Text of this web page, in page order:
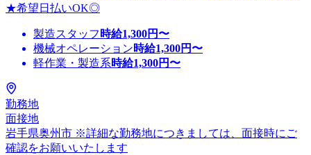
★希望日払いOK◎
製造スタッフ 時給1,300円〜
機械オペレーション時給1,300円〜
軽作業・製造系時給1,300円〜
勤務地
面接地
岩手県奥州市 ※詳細な勤務地につきましては、面接時にご
確認をお願いいたします